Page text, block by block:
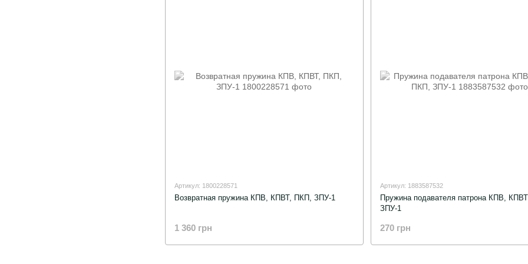
Артикул: 1800228571
Возвратная пружина КПВ, КПВТ, ПКП, ЗПУ-1
1 360 грн
Артикул: 1883587532
Пружина подавателя патрона КПВ,
ЗПУ-1
270 грн